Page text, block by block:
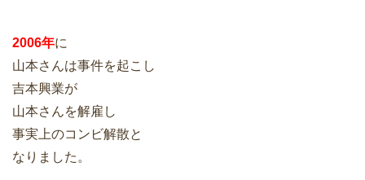
2006年に
山本さんは事件を起こし
吉本興業が
山本さんを解雇し
事実上のコンビ解散と
なりました。